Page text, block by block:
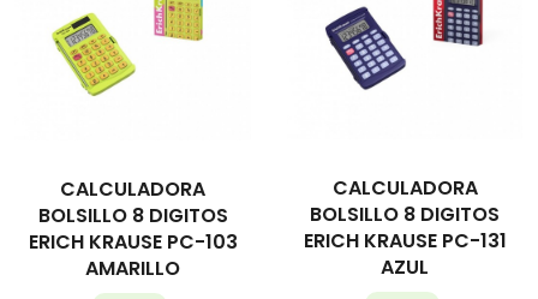
CALCULADORA
BOLSILLO 8 DIGITOS
ERICH KRAUSE PC-103
AMARILLO
CALCULADORA
BOLSILLO 8 DIGITOS
ERICH KRAUSE PC-131
AZUL